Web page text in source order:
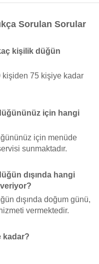
Sorulan Sorular
kişilik düğün
kişiden 75 kişiye kadar
için hangi
için menüde
sunmaktadır.
dışında hangi
dışında doğum günü,
vermektedir.
kadar?